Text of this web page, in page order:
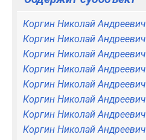
Коргин Николай Андреевич
Коргин Николай Андреевич
Коргин Николай Андреевич
Коргин Николай Андреевич
Коргин Николай Андреевич
Коргин Николай Андреевич
Коргин Николай Андреевич
Коргин Николай Андреевич